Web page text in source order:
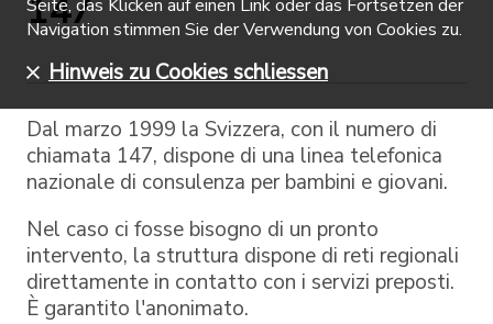
147
Dal marzo 1999 la Svizzera, con il numero di
chiamata 147, dispone di una linea telefonica
nazionale di consulenza per bambini e giovani.
Nel caso ci fosse bisogno di un pronto
intervento, la struttura dispone di reti regionali
direttamente in contatto con i servizi preposti.
È garantito l'anonimato.
Seite, das Klicken auf einen Link oder das Fortsetzen der
Navigation stimmen Sie der Verwendung von Cookies zu.
Hinweis zu Cookies schliessen